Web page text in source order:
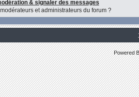
& signaler des messages
et administrateurs du forum ?
Powered